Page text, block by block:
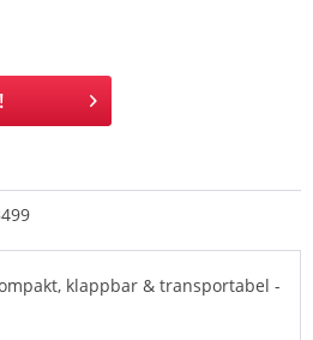
klappbar & transportabel -